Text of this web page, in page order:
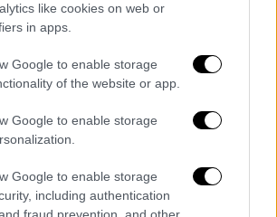
like cookies on web or
in apps.
Google to enable storage
of the website or app.
Google to enable storage
Google to enable storage
including authentication
προειδοποιούν ότι το
εθνικιστική κατεύθυνση,
δύσκολη οποιαδήποτε